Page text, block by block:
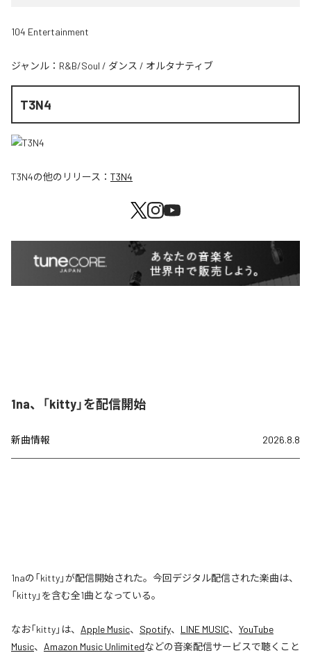
104 Entertainment
ジャンル： R&B/Soul / ダンス / オルタナティブ
T3N4
T3N4の他のリリース： T3N4
1na、「kitty」を配信開始
新曲情報 2026.8.8
1naの「kitty」が配信開始された。今回デジタル配信された楽曲は、
「kitty」を含む全1曲となっている。
なお「kitty」は、 Apple Music、 Spotify、 LINE MUSIC、 YouTube
Music、 Amazon Music Unlimitedなどの音楽配信サービスで聴くこと